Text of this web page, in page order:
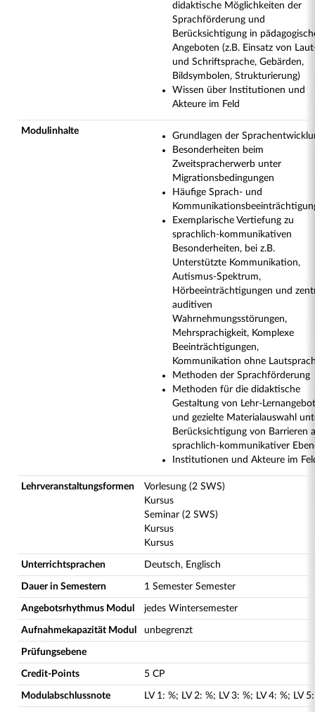
didaktische Möglichkeiten der
Sprachförderung und
Berücksichtigung in
Angeboten (z.B. Einsatz von
und Schriftsprache, Gebärden,
Bildsymbolen, Strukturierung)
Wissen über Institutionen und
Akteure im Feld
Modulinhalte
Grundlagen der
Besonderheiten beim
Zweitspracherwerb unter
Migrationsbedingungen
Häufige Sprach- und
Exemplarische Vertiefung zu
sprachlich-kommunikativen
Besonderheiten, bei z.B.
Unterstützte Kommunikation,
Autismus-Spektrum,
Hörbeeinträchtigungen und
auditiven
Wahrnehmungsstörungen,
Mehrsprachigkeit, Komplexe
Beeinträchtigungen,
Kommunikation ohne
Methoden der Sprachförderung
Methoden für die didaktische
Gestaltung von Lehr-
und gezielte Materialauswahl
Berücksichtigung von Barrieren
sprachlich-kommunikativer
Institutionen und Akteure im
Lehrveranstaltungsformen
Vorlesung (2 SWS)
Kursus
Seminar (2 SWS)
Kursus
Kursus
Unterrichtsprachen Deutsch, Englisch
Dauer in Semestern 1 Semester Semester
Angebotsrhythmus Modul jedes Wintersemester
Aufnahmekapazität Modul unbegrenzt
Prüfungsebene
Credit-Points 5 CP
Modulabschlussnote LV 1: %; LV 2: %; LV 3: %; LV 4: %; LV 5